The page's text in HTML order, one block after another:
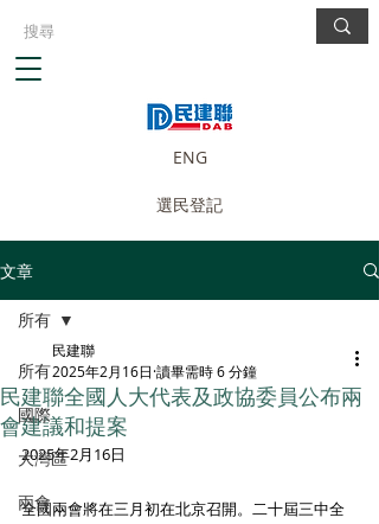
ENG
選民登記
文章
所有
國際
大灣區
兩會
所有
民建聯全國人大代表及政協委員公布兩
會建議和提案
民建聯
2025年2月16日 讀畢需時 6 分鐘
2025年2月16日
全國兩會將在三月初在北京召開。二十屆三中全